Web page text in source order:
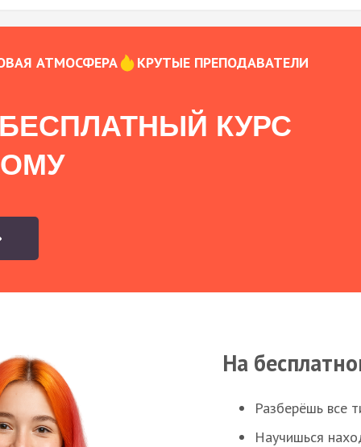
АТМОСФЕРА КРУТЫЕ ПРЕПОДАВАТЕЛИ
БЕСПЛАТНЫЙ КУРС
На
Разберёшь все
Научишься